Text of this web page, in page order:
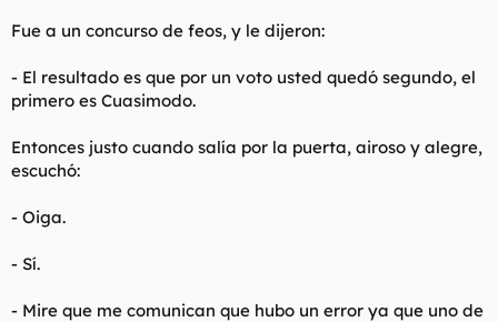
Fue a un concurso de feos, y le dijeron:
- El resultado es que por un voto usted quedó segundo, el
primero es Cuasimodo.
Entonces justo cuando salía por la puerta, airoso y alegre,
escuchó:
- Oiga.
- Sí.
- Mire que me comunican que hubo un error ya que uno de